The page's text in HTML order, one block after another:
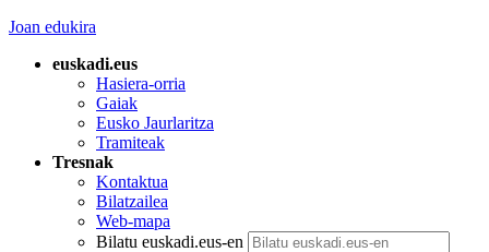
Joan edukira
euskadi.eus
Hasiera-orria
Gaiak
Eusko Jaurlaritza
Tramiteak
Tresnak
Kontaktua
Bilatzailea
Web-mapa
Bilatu euskadi.eus-en